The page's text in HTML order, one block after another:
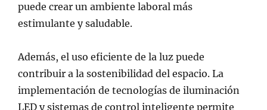
puede crear un ambiente laboral más
estimulante y saludable.
Además, el uso eficiente de la luz puede
contribuir a la sostenibilidad del espacio. La
implementación de tecnologías de iluminación
LED y sistemas de control inteligente permite